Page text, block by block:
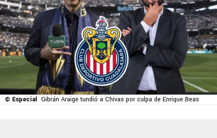
© Especial Gibrán Araige tundió a Chivas por culpa de Enrique Beas